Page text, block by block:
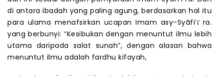
di antara ibadah yang paling agung, berdasarkan hal itu
para ulama menafsirkan ucapan Imam asy-Syāfi‘ı̄ ra.
yang berbunyi: “Kesibukan dengan menuntut ilmu lebih
utama daripada salat sunah”, dengan alasan bahwa
menuntut ilmu adalah fardhu kifayah,